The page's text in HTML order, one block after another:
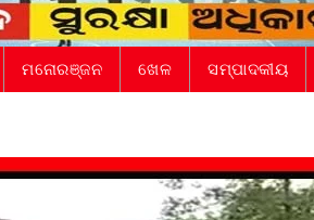
ମନୋରଞ୍ଜନ ଖେଳ ସମ୍ପାଦକୀୟ